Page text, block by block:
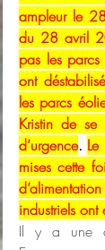
ampleur le
du 28 avril
pas les
ont
les parcs
Kristin de se
d’urgence.
mises cette
industriels
Il y a une